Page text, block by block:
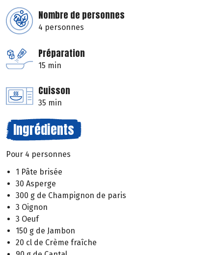
Nombre de personnes
4 personnes
Préparation
15 min
Cuisson
35 min
Ingrédients
Pour 4 personnes
1 Pâte brisée
30 Asperge
300 g de Champignon de paris
3 Oignon
3 Oeuf
150 g de Jambon
20 cl de Crème fraîche